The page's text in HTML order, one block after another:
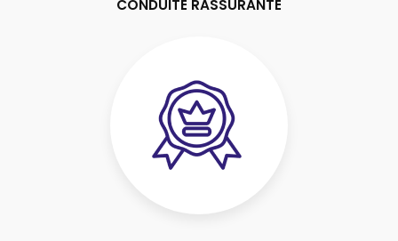
CONDUITE RASSURANTE